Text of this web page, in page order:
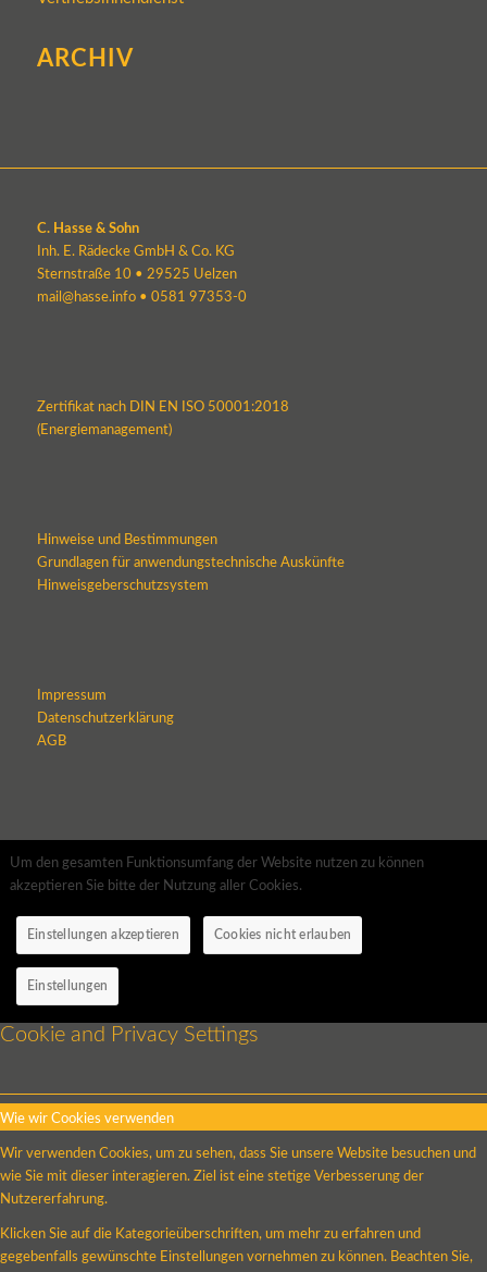
ARCHIV
C. Hasse & Sohn
Inh. E. Rädecke GmbH & Co. KG
Sternstraße 10 • 29525 Uelzen
mail@hasse.info• 0581 97353-0
Zertifikat nach DIN EN ISO 50001:2018
(Energiemanagement)
Hinweise und Bestimmungen
Grundlagen für anwendungstechnische Auskünfte
Hinweisgeberschutzsystem
Impressum
Datenschutzerklärung
AGB
Um den gesamten Funktionsumfang der Website nutzen zu können
akzeptieren Sie bitte der Nutzung aller Cookies.
Einstellungen akzeptieren Cookies nicht erlauben
Einstellungen
Cookie and Privacy Settings
Wie wir Cookies verwenden
Wir verwenden Cookies, um zu sehen, dass Sie unsere Website besuchen und
wie Sie mit dieser interagieren. Ziel ist eine stetige Verbesserung der
Nutzererfahrung.
Klicken Sie auf die Kategorieüberschriften, um mehr zu erfahren und
gegebenfalls gewünschte Einstellungen vornehmen zu können. Beachten Sie,